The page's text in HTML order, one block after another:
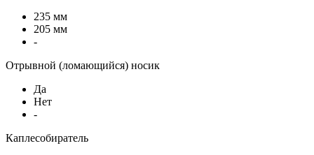
235 мм
205 мм
-
Отрывной (ломающийся) носик
Да
Нет
-
Каплесобиратель